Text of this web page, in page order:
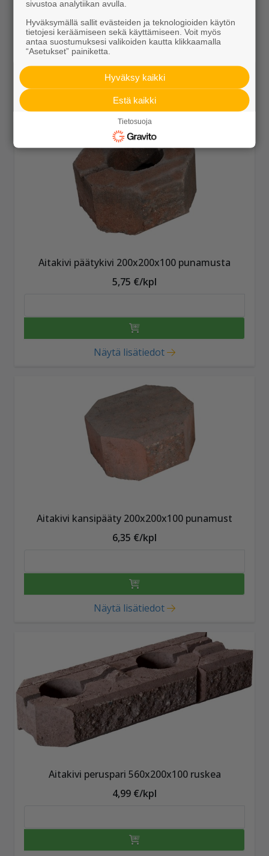
Aitakivi kansipari 560x200x100 punamusta
7,99 €/kpl
Näytä lisätiedot
Aitakivi päätykivi 200x200x100 punamusta
5,75 €/kpl
Näytä lisätiedot
Aitakivi kansipääty 200x200x100 punamust
6,35 €/kpl
Näytä lisätiedot
Aitakivi peruspari 560x200x100 ruskea
4,99 €/kpl
sivustoa analytiikan avulla.
Hyväksymällä sallit evästeiden ja teknologioiden käytön
tietojesi keräämiseen sekä käyttämiseen. Voit myös
antaa suostumuksesi valikoiden kautta klikkaamalla
“Asetukset” painiketta.
Hyväksy kaikki
Estä kaikki
Tietosuoja